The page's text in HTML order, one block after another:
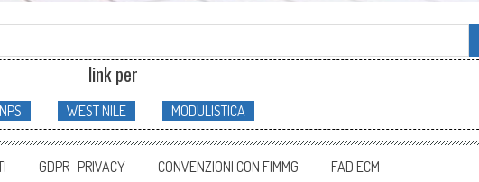
link per
WEST NILE MODULISTICA
GDPR- PRIVACY CONVENZIONI CON FIMMG FAD ECM